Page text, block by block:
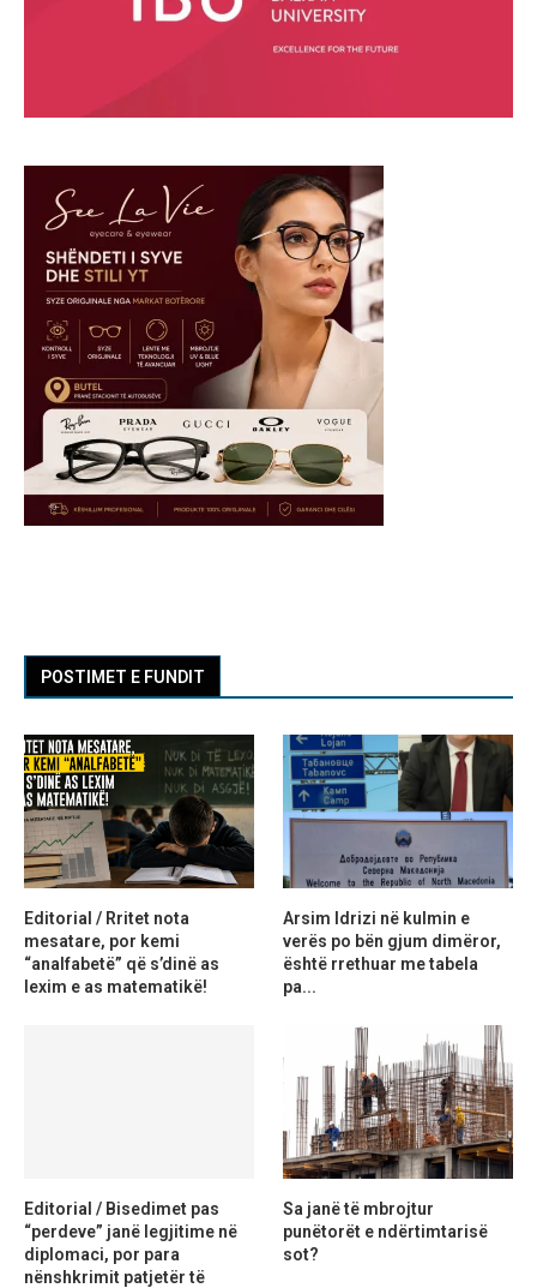
POSTIMET E FUNDIT
Editorial / Rritet nota
mesatare, por kemi
“analfabetë” që s’dinë as
lexim e as matematikë!
Arsim Idrizi në kulmin e
verës po bën gjum dimëror,
është rrethuar me tabela
pa...
Editorial / Bisedimet pas
“perdeve” janë legjitime në
diplomaci, por para
nënshkrimit patjetër të
Sa janë të mbrojtur
punëtorët e ndërtimtarisë
sot?